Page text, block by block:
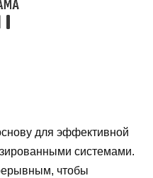
для эффективной
системами.
чтобы